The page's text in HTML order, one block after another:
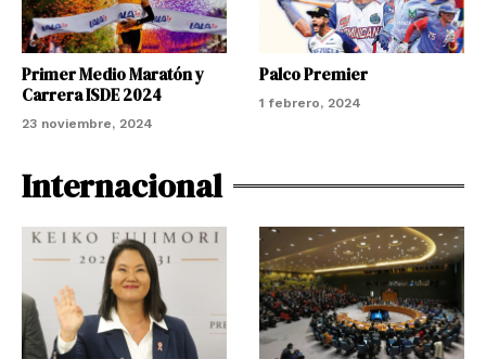
Primer Medio Maratón y
Carrera ISDE 2024
23 noviembre, 2024
Palco Premier
1 febrero, 2024
Internacional